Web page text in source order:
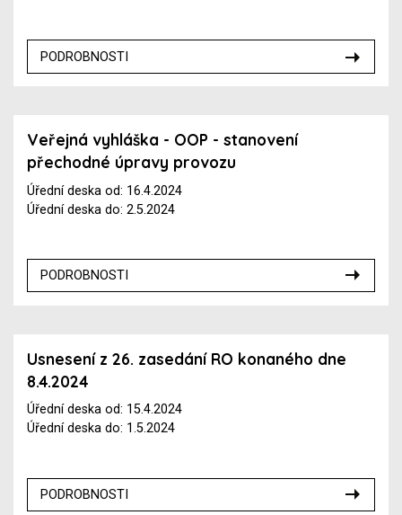
PODROBNOSTI
Veřejná vyhláška - OOP - stanovení
přechodné úpravy provozu
Úřední deska od: 16.4.2024
Úřední deska do: 2.5.2024
PODROBNOSTI
Usnesení z 26. zasedání RO konaného dne
8.4.2024
Úřední deska od: 15.4.2024
Úřední deska do: 1.5.2024
PODROBNOSTI